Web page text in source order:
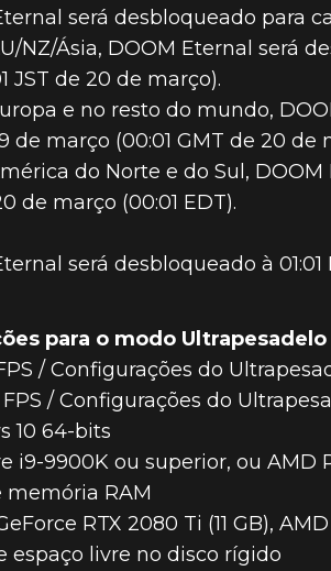
será desbloqueado para
NZ/Ásia, DOOM Eternal será
JST de 20 de março).
e no resto do mundo,
de março (00:01 GMT de 20 de
do Norte e do Sul, DOOM
de março (00:01 EDT).
será desbloqueado à
para o modo Ultrapesadelo
/ Configurações do
FPS / Configurações do
10 64-bits
i9-9900K ou superior, ou AMD
memória RAM
RTX 2080 Ti (11 GB),
espaço livre no disco rígido